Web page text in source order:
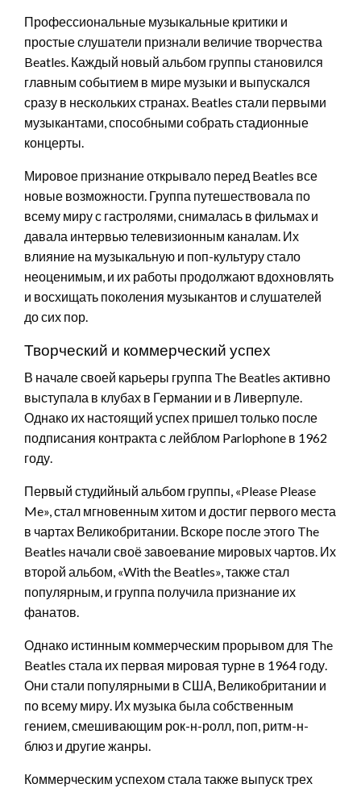
Профессиональные музыкальные критики и
простые слушатели признали величие творчества
Beatles. Каждый новый альбом группы становился
главным событием в мире музыки и выпускался
сразу в нескольких странах. Beatles стали первыми
музыкантами, способными собрать стадионные
концерты.
Мировое признание открывало перед Beatles все
новые возможности. Группа путешествовала по
всему миру с гастролями, снималась в фильмах и
давала интервью телевизионным каналам. Их
влияние на музыкальную и поп-культуру стало
неоценимым, и их работы продолжают вдохновлять
и восхищать поколения музыкантов и слушателей
до сих пор.
Творческий и коммерческий успех
В начале своей карьеры группа The Beatles активно
выступала в клубах в Германии и в Ливерпуле.
Однако их настоящий успех пришел только после
подписания контракта с лейблом Parlophone в 1962
году.
Первый студийный альбом группы, «Please Please
Me», стал мгновенным хитом и достиг первого места
в чартах Великобритании. Вскоре после этого The
Beatles начали своё завоевание мировых чартов. Их
второй альбом, «With the Beatles», также стал
популярным, и группа получила признание их
фанатов.
Однако истинным коммерческим прорывом для The
Beatles стала их первая мировая турне в 1964 году.
Они стали популярными в США, Великобритании и
по всему миру. Их музыка была собственным
гением, смешивающим рок-н-ролл, поп, ритм-н-
блюз и другие жанры.
Коммерческим успехом стала также выпуск трех